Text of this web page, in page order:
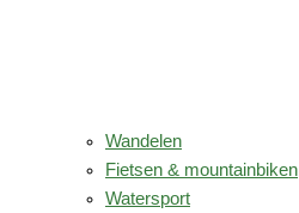
Wandelen
Fietsen & mountainbiken
Watersport